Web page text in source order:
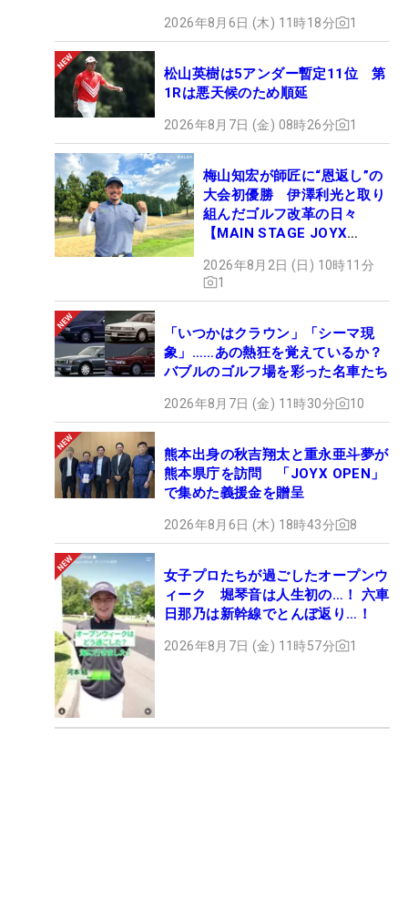
2026年8月6日 (木) 11時18分 1
松山英樹は5アンダー暫定11位 第
1Rは悪天候のため順延
2026年8月7日 (金) 08時26分 1
梅山知宏が師匠に“恩返し”の
大会初優勝 伊澤利光と取り
組んだゴルフ改革の日々
【MAIN STAGE JOYX
2026年8月2日 (日) 10時11分
1
「いつかはクラウン」「シーマ現
象」……あの熱狂を覚えているか？
バブルのゴルフ場を彩った名車たち
2026年8月7日 (金) 11時30分 10
熊本出身の秋吉翔太と重永亜斗夢が
熊本県庁を訪問 「JOYX OPEN」
で集めた義援金を贈呈
2026年8月6日 (木) 18時43分 8
女子プロたちが過ごしたオープンウ
ィーク 堀琴音は人生初の…！ 六車
日那乃は新幹線でとんぼ返り…！
2026年8月7日 (金) 11時57分 1